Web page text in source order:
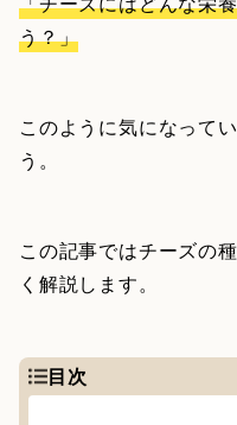
う？」
このように気になって
う。
この記事ではチーズの
く解説します。
目次